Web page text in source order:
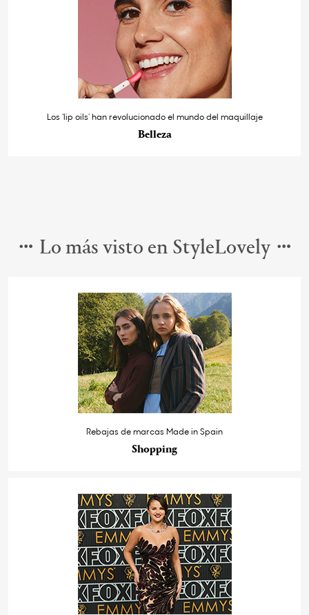
Los ‘lip oils’ han revolucionado el mundo del maquillaje
Belleza
Lo más visto en StyleLovely
Rebajas de marcas Made in Spain
Shopping